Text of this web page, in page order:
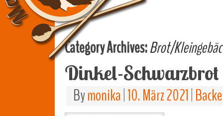
Category Archives:Brot/
Dinkel-Schwarzbrot
Bymonika 10. März 2021